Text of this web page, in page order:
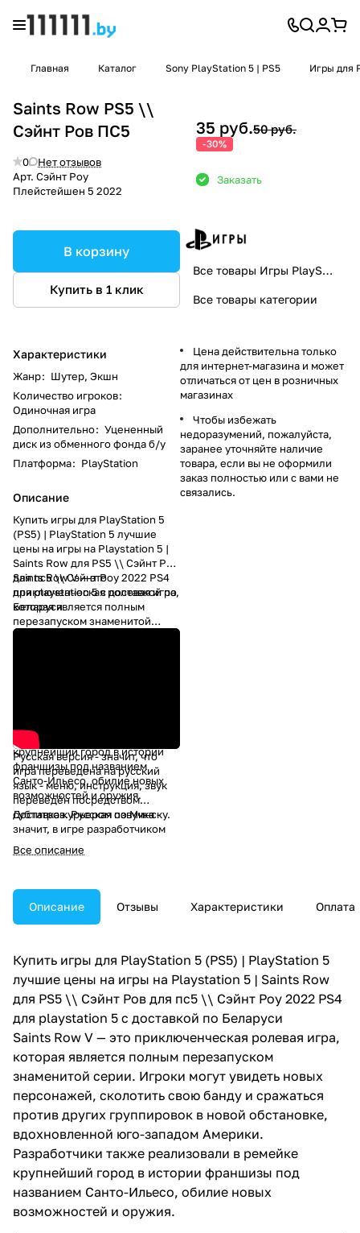
Главная Каталог Sony PlayStation 5 | PS5 Игры для
Saints Row PS5 \\
Сэйнт Ров ПС5
0
Нет отзывов
Арт. Сэйнт Роу
Плейстейшен 5 2022
В корзину
Купить в 1 клик
Характеристики
Жанр: Шутер, Экшн
Количество игроков:
Одиночная игра
Дополнительно: Уцененный
диск из обменного фонда б/у
Платформа: PlayStation
Описание
Купить игры для PlayStation 5
(PS5) | PlayStation 5 лучшие
цены на игры на Playstation 5 |
Saints Row для PS5 \\ Сэйнт Ров
для пс5 \\ Сэйнт Роу 2022 PS4
для playstation 5 с доставкой по
Беларуси
Saints Row V — это
приключенческая ролевая игра,
которая является полным
перезапуском знаменитой
серии. Игроки могут увидеть
реализовали в ремейке
крупнейший город в истории
франшизы под названием
Санто-Ильесо, обилие новых
возможностей и оружия.
Русская версия - значит, что
игра переведена на русский
язык - меню, инструкция, звук
переведён посредством
субтитров. Русская озвучка -
значит, в игре разработчиком
или издателем добавлена
голосовая озвучка. Уточняйте у
Доставкакурьером по Минску.
Все описание
35 руб.50 руб.
-30%
Заказать
Все товары Игры PlayStation
Все товары категории
Цена действительна только
для интернет-магазина и может
отличаться от цен в розничных
магазинах
Чтобы избежать
недоразумений, пожалуйста,
заранее уточняйте наличие
товара, если вы не оформили
заказ полностью или с вами не
связались.
Описание Отзывы Характеристики Оплата
Купить игры для PlayStation 5 (PS5) | PlayStation 5
лучшие цены на игры на Playstation 5 | Saints Row
для PS5 \\ Сэйнт Ров для пс5 \\ Сэйнт Роу 2022 PS4
для playstation 5 с доставкой по Беларуси
Saints Row V — это приключенческая ролевая игра,
которая является полным перезапуском
знаменитой серии. Игроки могут увидеть новых
персонажей, сколотить свою банду и сражаться
против других группировок в новой обстановке,
вдохновленной юго-западом Америки.
Разработчики также реализовали в ремейке
крупнейший город в истории франшизы под
названием Санто-Ильесо, обилие новых
возможностей и оружия.